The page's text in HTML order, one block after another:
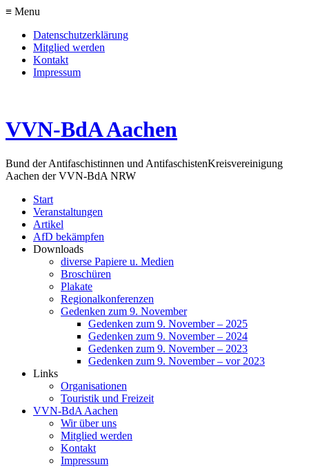
≡ Menu
Datenschutzerklärung
Mitglied werden
Kontakt
Impressum
VVN-BdA Aachen
Bund der Antifaschistinnen und AntifaschistenKreisvereinigung
Aachen der VVN-BdA NRW
Start
Veranstaltungen
Artikel
AfD bekämpfen
Downloads
diverse Papiere u. Medien
Broschüren
Plakate
Regionalkonferenzen
Gedenken zum 9. November
Gedenken zum 9. November – 2025
Gedenken zum 9. November – 2024
Gedenken zum 9. November – 2023
Gedenken zum 9. November – vor 2023
Links
Organisationen
Touristik und Freizeit
VVN-BdA Aachen
Wir über uns
Mitglied werden
Kontakt
Impressum